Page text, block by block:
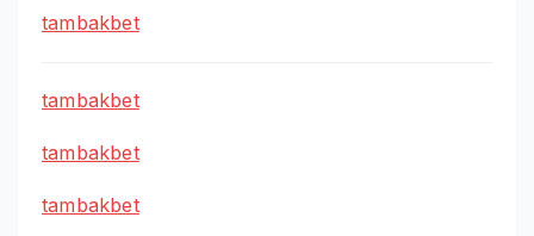
tambakbet
tambakbet
tambakbet
tambakbet